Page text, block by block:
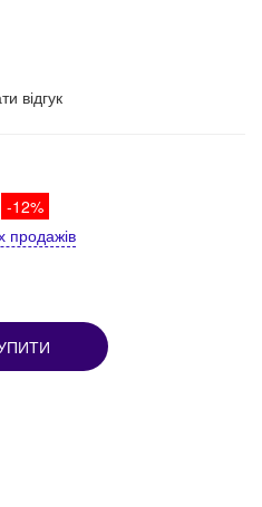
відгук
-12%
продажів